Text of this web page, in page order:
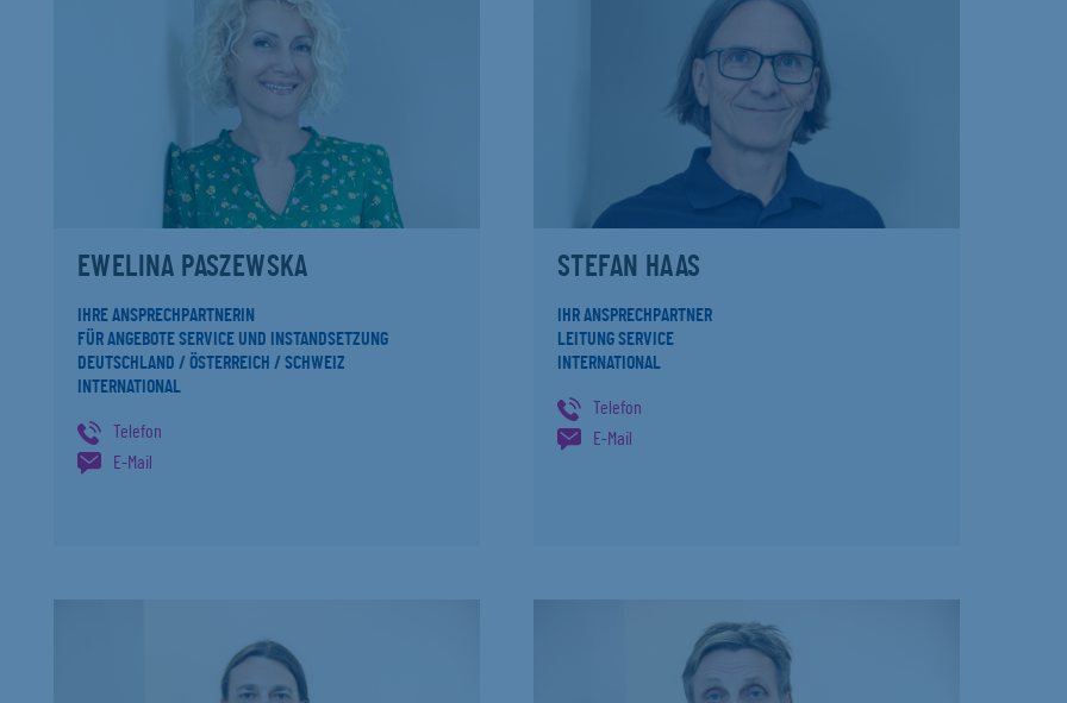
EWELINA PASZEWSKA
IHRE ANSPRECHPARTNERIN
FÜR ANGEBOTE SERVICE UND INSTANDSETZUNG
DEUTSCHLAND / ÖSTERREICH / SCHWEIZ
INTERNATIONAL
Telefon
E-Mail
STEFAN HAAS
IHR ANSPRECHPARTNER
LEITUNG SERVICE
INTERNATIONAL
Telefon
E-Mail